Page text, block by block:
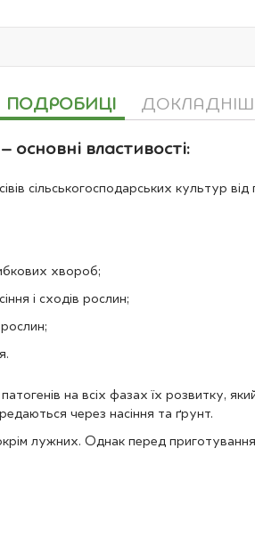
ПОДРОБИЦІ
властивості:
сільськогосподарських культур
хвороб;
і сходів рослин;
на всіх фазах їх розвитку,
через насіння та ґрунт.
лужних. Однак перед